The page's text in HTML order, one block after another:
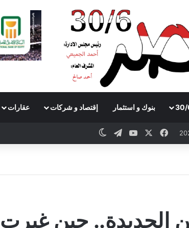
بنوك و استثمار إقتصاد و شركات عقارات
Facebook
YouTube
Telegram
الجديدة.. حين